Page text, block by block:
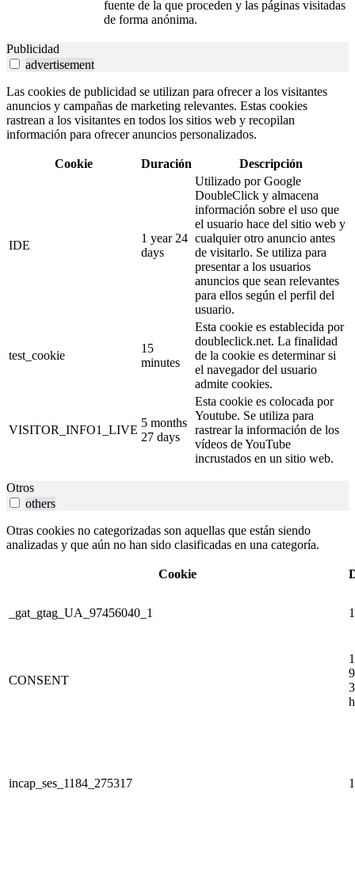
fuente de la que proceden y las páginas visitadas
de forma anónima.
Publicidad
advertisement
Las cookies de publicidad se utilizan para ofrecer a los visitantes
anuncios y campañas de marketing relevantes. Estas cookies
rastrean a los visitantes en todos los sitios web y recopilan
información para ofrecer anuncios personalizados.
Cookie Duración Descripción
IDE
1 year 24
days
Utilizado por Google
DoubleClick y almacena
información sobre el uso que
el usuario hace del sitio web y
cualquier otro anuncio antes
de visitarlo. Se utiliza para
presentar a los usuarios
anuncios que sean relevantes
para ellos según el perfil del
usuario.
test_cookie
15
minutes
Esta cookie es establecida por
doubleclick.net. La finalidad
de la cookie es determinar si
el navegador del usuario
admite cookies.
VISITOR_INFO1_LIVE
5 months
27 days
Esta cookie es colocada por
Youtube. Se utiliza para
rastrear la información de los
vídeos de YouTube
incrustados en un sitio web.
Otros
others
Otras cookies no categorizadas son aquellas que están siendo
analizadas y que aún no han sido clasificadas en una categoría.
Cookie
_gat_gtag_UA_97456040_1
CONSENT
incap_ses_1184_275317